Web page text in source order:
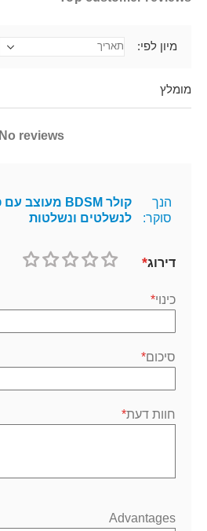
מומלץ
מיון לפי
No reviews
הנך
סוקר:
לנשלטים ונשלטות
דירוג
כינוי
סיכום
חוות דעת
Advantages